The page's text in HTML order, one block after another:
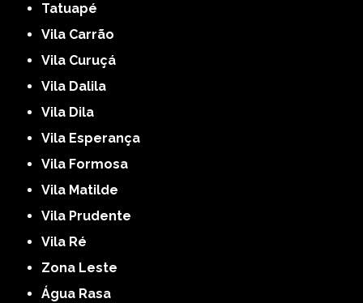
Tatuapé
Vila Carrão
Vila Curuçá
Vila Dalila
Vila Dila
Vila Esperança
Vila Formosa
Vila Matilde
Vila Prudente
Vila Ré
Zona Leste
Água Rasa